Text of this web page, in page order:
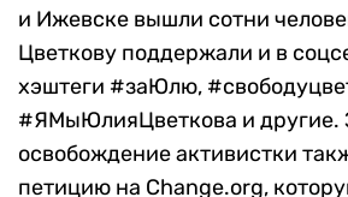
и Ижевске вышли сотни
Цветкову поддержали и в
хэштеги #заЮлю,
#ЯМыЮлияЦветкова и другие.
освобождение активистки
петицию на Change.org,